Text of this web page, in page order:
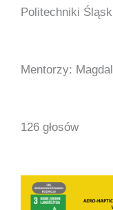
Politechniki
Mentorzy:
126 głosów